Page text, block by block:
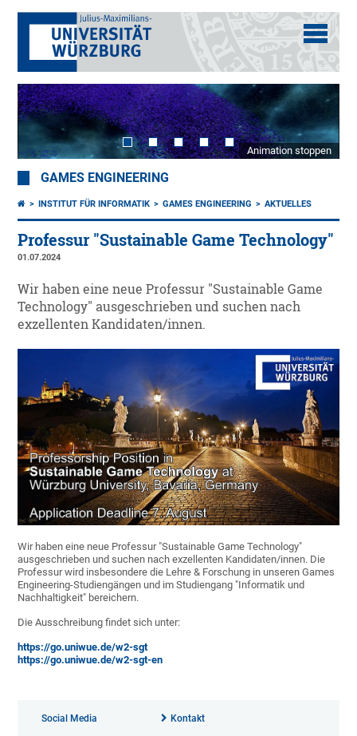
Animation stoppen
GAMES ENGINEERING
INSTITUT FÜR INFORMATIK GAMES ENGINEERING AKTUELLES
Professur "Sustainable Game Technology"
01.07.2024
Wir haben eine neue Professur "Sustainable Game
Technology" ausgeschrieben und suchen nach
exzellenten Kandidaten/innen.
Wir haben eine neue Professur "Sustainable Game Technology"
ausgeschrieben und suchen nach exzellenten Kandidaten/innen. Die
Professur wird insbesondere die Lehre & Forschung in unseren Games
Engineering-Studiengängen und im Studiengang "Informatik und
Nachhaltigkeit" bereichern.
Die Ausschreibung findet sich unter:
https://go.uniwue.de/w2-sgt
https://go.uniwue.de/w2-sgt-en
Social Media Kontakt